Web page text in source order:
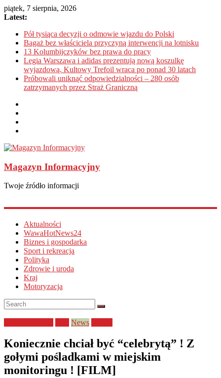
piątek, 7 sierpnia, 2026
Latest:
Pół tysiąca decyzji o odmowie wjazdu do Polski
Bagaż bez właściciela przyczyną interwencji na lotnisku
13 Kolumbijczyków bez prawa do pracy
Legia Warszawa i adidas prezentują nową koszulkę
wyjazdową. Kultowy Trefoil wraca po ponad 30 latach
Próbowali uniknąć odpowiedzialności – 280 osób
zatrzymanych przez Straż Graniczną
Magazyn Informacyjny
Twoje źródło informacji
Aktualności
WawaHotNews24
Biznes i gospodarka
Sport i rekreacja
Polityka
Zdrowie i uroda
Kraj
Motoryzacja
News
Koniecznie chciał być “celebrytą” ! Z
gołymi pośladkami w miejskim
monitoringu ! [FILM]